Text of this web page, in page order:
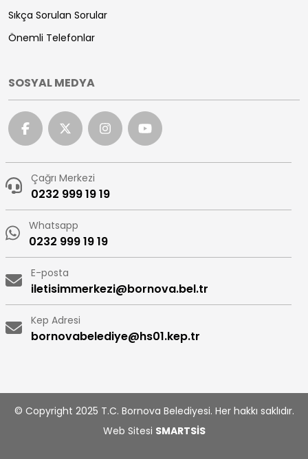
Sıkça Sorulan Sorular
Önemli Telefonlar
SOSYAL MEDYA
Çağrı Merkezi
0232 999 19 19
Whatsapp
0232 999 19 19
E-posta
iletisimmerkezi@bornova.bel.tr
Kep Adresi
bornovabelediye@hs01.kep.tr
© Copyright 2025 T.C. Bornova Belediyesi. Her hakkı saklıdır.
Web Sitesi SMARTSİS